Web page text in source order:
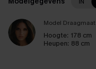
Model Draagmaat:
Hoogte: 178 cm
Heupen: 88 cm